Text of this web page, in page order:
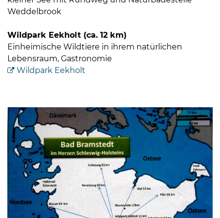
Weddelbrook
Wildpark Eekholt (ca. 12 km)
Einheimische Wildtiere in ihrem natürlichen
Lebensraum, Gastronomie
Wildpark Eekholt